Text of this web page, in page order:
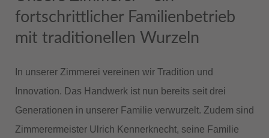
fortschrittlicher Familienbetrieb
mit traditionellen Wurzeln
In unserer Zimmerei vereinen wir Tradition und
Innovation. Das Handwerk ist nun bereits seit drei
Generationen in unserer Familie verwurzelt. Zudem sind
Zimmerermeister Ulrich Kennerknecht, seine Familie